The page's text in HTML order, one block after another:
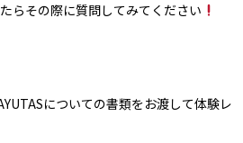
らその際に質問してみてください
についての書類をお渡して体験レ